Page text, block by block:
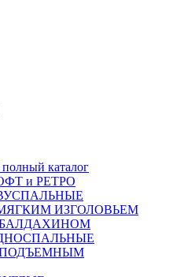
каталог
и РЕТРО
МЯГКИМ ИЗГОЛОВЬЕМ
БАЛДАХИНОМ
С ПОДЪЕМНЫМ